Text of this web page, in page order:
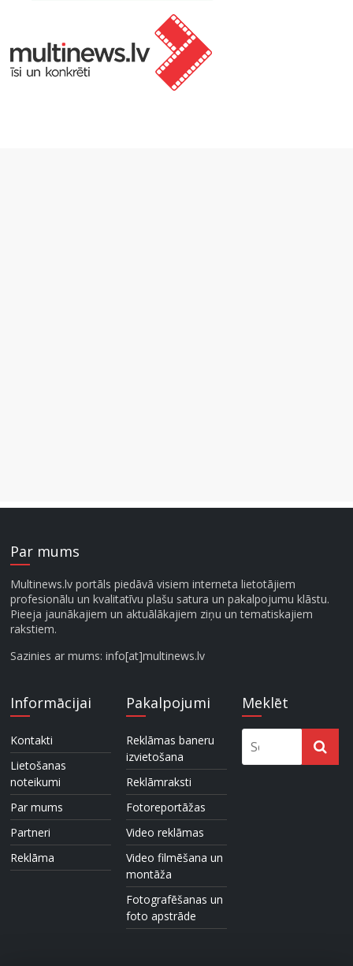
Par mums
Multinews.lv portāls piedāvā visiem interneta lietotājiem
profesionālu un kvalitatīvu plašu satura un pakalpojumu klāstu.
Pieeja jaunākajiem un aktuālākajiem ziņu un tematiskajiem
rakstiem.
Sazinies ar mums: info[at]multinews.lv
Informācijai
Kontakti
Lietošanas
noteikumi
Par mums
Partneri
Reklāma
Pakalpojumi
Reklāmas baneru
izvietošana
Reklāmraksti
Fotoreportāžas
Video reklāmas
Video filmēšana un
montāža
Fotografēšanas un
foto apstrāde
Meklēt